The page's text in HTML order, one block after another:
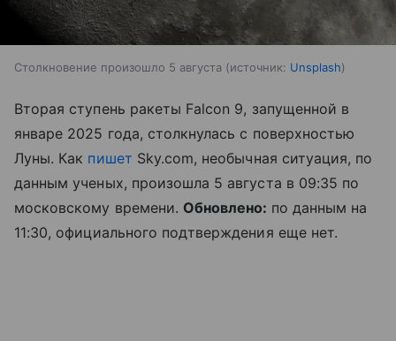
Столкновение произошло 5 августа источник: Unsplash
Вторая ступень ракеты Falcon 9, запущенной в
январе 2025 года, столкнулась с поверхностью
Луны. Как пишет Sky.com, необычная ситуация, по
данным ученых, произошла 5 августа в 09:35 по
московскому времени. Обновлено: по данным на
11:30, официального подтверждения еще нет.